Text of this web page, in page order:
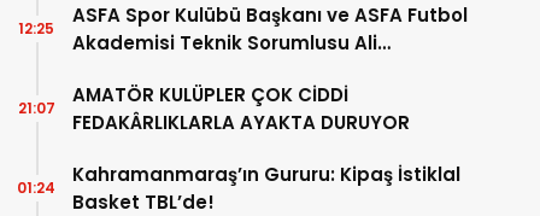
ASFA Spor Kulübü Başkanı ve ASFA Futbol
Akademisi Teknik Sorumlusu Ali
12:25
AMATÖR KULÜPLER ÇOK CİDDİ
FEDAKÂRLIKLARLA AYAKTA DURUYOR
21:07
Kahramanmaraş’ın Gururu: Kipaş İstiklal
Basket TBL’de!
01:24